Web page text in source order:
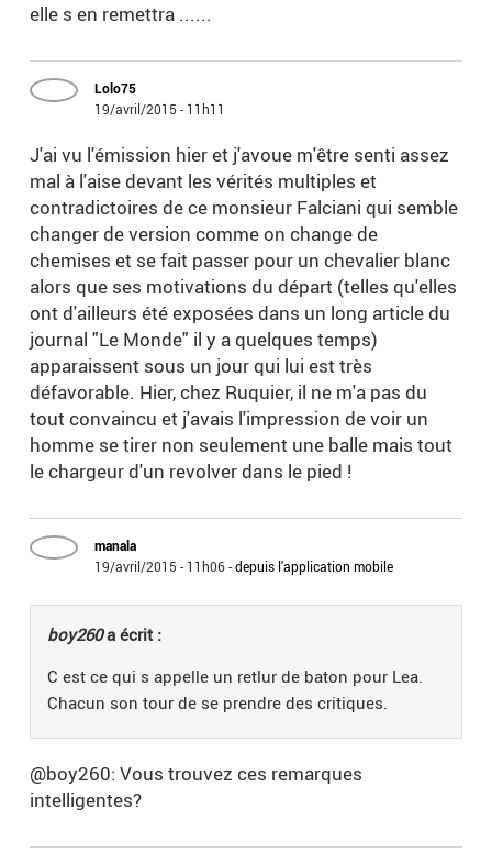
elle s en remettra ......
Lolo75
19/avril/2015 - 11h11
J'ai vu l'émission hier et j'avoue m'être senti assez
mal à l'aise devant les vérités multiples et
contradictoires de ce monsieur Falciani qui semble
changer de version comme on change de
chemises et se fait passer pour un chevalier blanc
alors que ses motivations du départ (telles qu'elles
ont d'ailleurs été exposées dans un long article du
journal "Le Monde" il y a quelques temps)
apparaissent sous un jour qui lui est très
défavorable. Hier, chez Ruquier, il ne m'a pas du
tout convaincu et j'avais l'impression de voir un
homme se tirer non seulement une balle mais tout
le chargeur d'un revolver dans le pied !
manala
19/avril/2015 - 11h06-depuis l'application mobile
boy260a écrit :
C est ce qui s appelle un retlur de baton pour Lea.
Chacun son tour de se prendre des critiques.
@boy260: Vous trouvez ces remarques
intelligentes?